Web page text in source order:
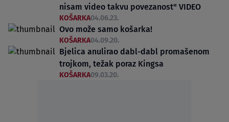
nisam video takvu povezanost" VIDEO
KOŠARKA04.06.23.
Ovo može samo košarka!
KOŠARKA04.09.20.
Bjelica anulirao dabl-dabl promašenom
trojkom, težak poraz Kingsa
KOŠARKA09.03.20.